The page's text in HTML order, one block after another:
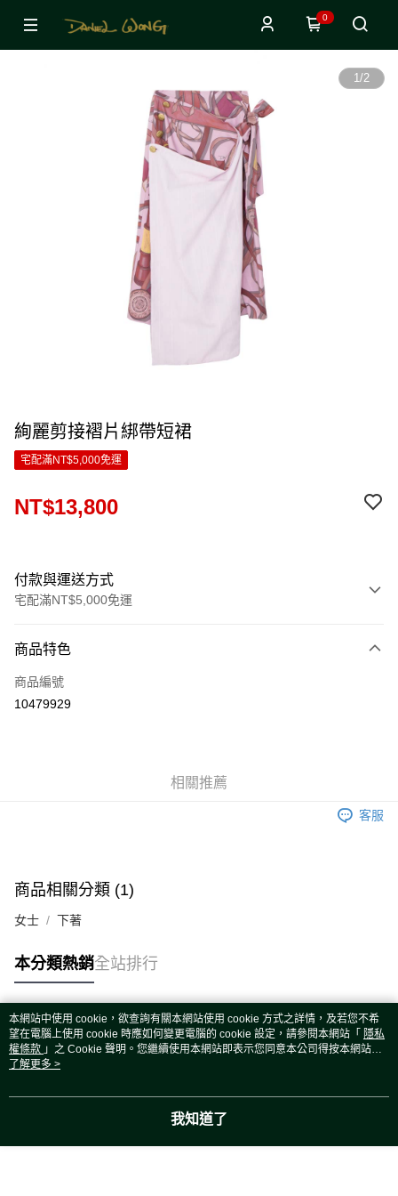
0
1/2
絢麗剪接褶片綁帶短裙
宅配滿NT$5,000免運
NT$13,800
付款與運送方式
宅配滿NT$5,000免運
信用卡一次付款
LINE Pay
宅配(外島)
每筆NT$120，滿NT$5,000(含以上)免運費
商品特色
商品編號
10479929
相關推薦
客服
商品相關分類 (1)
女士 下著
本分類熱銷全站排行
熱門標籤
本網站中使用 cookie，欲查詢有關本網站使用 cookie 方式之詳情，及若您不希
望在電腦上使用 cookie 時應如何變更電腦的 cookie 設定，請參閱本網站「 隱私
權條款 」之 Cookie 聲明。您繼續使用本網站即表示您同意本公司得按本網站使
用條款之 Cookie 聲明使用 cookie。
了解更多 >
我知道了